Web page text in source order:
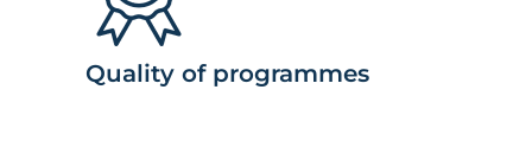
Проведение организационной
ведущих зарубежных экспертов/
проведения занятий (лекций,
Quality of programmes